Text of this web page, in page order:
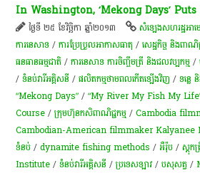
In Washington, ‘Mekong Days’
ថ្ងៃទី ២៥ ខែវិច្ឆិកា ឆ្នាំ២០១៣ សំឡេង​សហរដ្ឋ​អាម
ការ​នេ​សាទ​ /ការប្រែប្រួលអាកាសធាតុ /សេដ្ឋកិច្ច និងពាណិ
ធនធានធម្មជាតិ /ការនេសាទ ការចិញ្ចឹមត្រី និងជលវប្បកម្ម /
/ទំនប់​វា​រី​អគ្គិសនី​ /ផលិតកម្មថាមពលកើតឡើងវិញ /ទន្លេ
“Mekong Days” /“My River My Fish My
Course /​ក្រុមហ៊ុន​កសិពាណិជ្ជកម្ម /Cambodia
Cambodian-American filmmaker Kalyanee
ទំនប់ /dynamite fishing methods /អឺរ៉ុប /ស្តុក​
Institute /ទំនប់វារីអគ្គិសនី /ប្រទេសឡាវ /បសុសត្វ /